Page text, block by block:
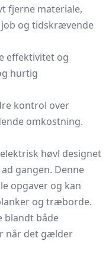
fjerne materiale,
og tidskrævende
effektivitet og
hurtig
kontrol over
omkostning.
høvl designet
gangen. Denne
opgaver og kan
og træborde.
blandt både
når det gælder